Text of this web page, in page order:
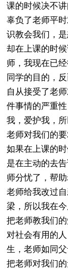
课的时候决不
辜负了老师平
识教会我们，
却在上课的时
师，我现在已
同学的目的，
自从接受了老
件事情的严重
我，爱护我，
老师对我们的
如果在上课的
是在主动的去
师分忧了，帮
老师给我改过
梁，所以我在
把老师教我们
对社会有用的
生，老师如同
把老师对我们